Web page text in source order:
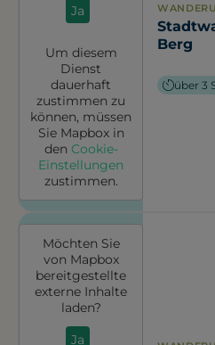
Ja
Um diesem
Dienst
dauerhaft
zustimmen zu
können, müssen
Sie Mapboxin
den Cookie-
Einstellungen
zustimmen.
Berg
über 3
Möchten Sie
von Mapbox
bereitgestellte
externe Inhalte
laden?
Ja